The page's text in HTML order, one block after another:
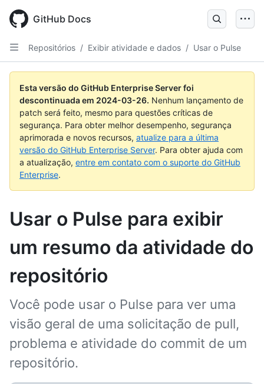
main
content
GitHub Docs
Repositórios / Exibir atividade e dados / Usar o Pulse
Esta versão do GitHub Enterprise Server foi
descontinuada em 2024-03-26. Nenhum lançamento de
patch será feito, mesmo para questões críticas de
segurança. Para obter melhor desempenho, segurança
aprimorada e novos recursos, atualize para a última
versão do GitHub Enterprise Server. Para obter ajuda com
a atualização, entre em contato com o suporte do GitHub
Enterprise.
Usar o Pulse para exibir
um resumo da atividade do
repositório
Você pode usar o Pulse para ver uma
visão geral de uma solicitação de pull,
problema e atividade do commit de um
repositório.